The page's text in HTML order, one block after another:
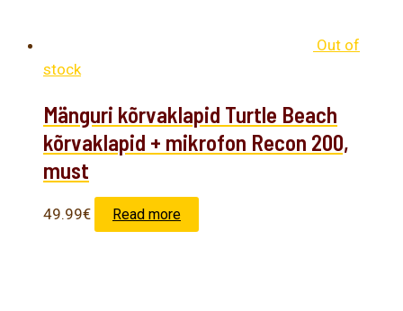
Out of
stock
Mänguri kõrvaklapid Turtle Beach
kõrvaklapid + mikrofon Recon 200,
must
49.99€ Read more